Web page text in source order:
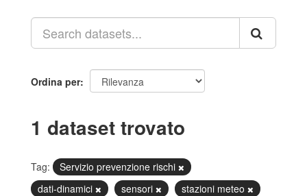
Ordina per
1 dataset trovato
Tag:
Servizio prevenzione rischi
dati-dinamici
sensori
stazioni meteo